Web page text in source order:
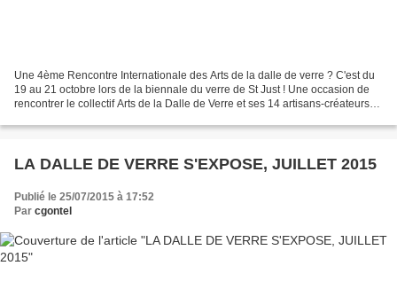
Une 4ème Rencontre Internationale des Arts de la dalle de verre ? C'est du
19 au 21 octobre lors de la biennale du verre de St Just ! Une occasion de
rencontrer le collectif Arts de la Dalle de Verre et ses 14 artisans-créateurs
LA DALLE DE VERRE S'EXPOSE, JUILLET 2015
Publié le 25/07/2015 à 17:52
Par cgontel